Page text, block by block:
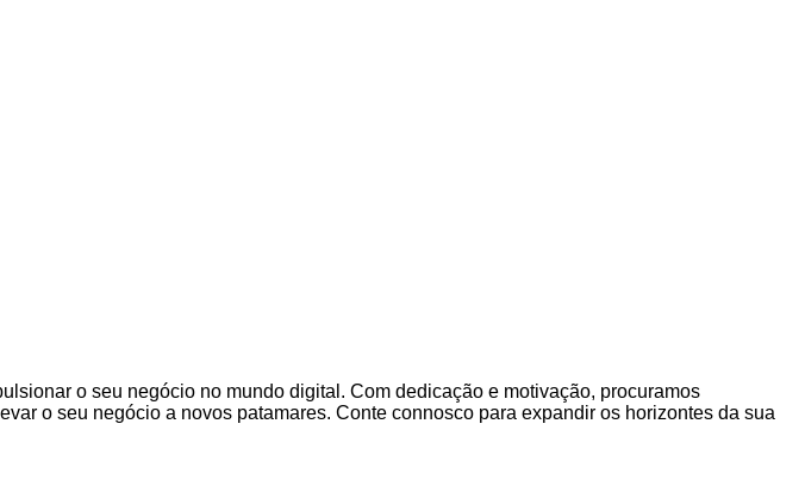
o seu negócio no mundo digital. Com dedicação e motivação, procuramos
o seu negócio a novos patamares. Conte connosco para expandir os horizontes da sua